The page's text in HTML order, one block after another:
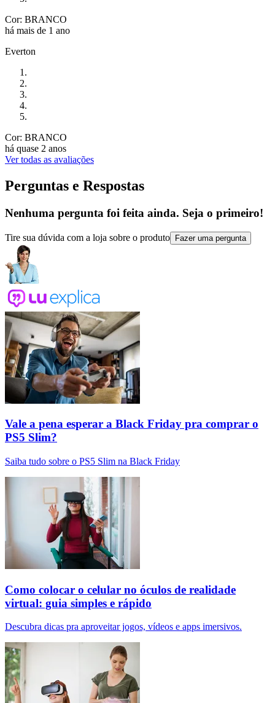
Cor: BRANCO
há mais de 1 ano
Everton
Cor: BRANCO
há quase 2 anos
Ver todas as avaliações
Perguntas e Respostas
Nenhuma pergunta foi feita ainda. Seja o primeiro!
Tire sua dúvida com a loja sobre o produto Fazer uma pergunta
Vale a pena esperar a Black Friday pra comprar o
PS5 Slim?
Saiba tudo sobre o PS5 Slim na Black Friday
Como colocar o celular no óculos de realidade
virtual: guia simples e rápido
Descubra dicas pra aproveitar jogos, vídeos e apps imersivos.